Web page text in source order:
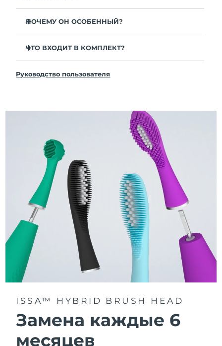
ПОЧЕМУ ОН ОСОБЕННЫЙ?
рта улучшается на 140% всего за 1 месяц.
Клинически доказано, что issa™ 4 удаляет на 30%
Гибридная насадка служит в 2 раза дольше -
требуется замена всего 1 раз в 6 месяцев.
3 режима чистки: Deep Clean, Whitening и Sensitive.
Технология Sonic Pulse обеспечивает 11 000
пульсаций в минуту для глубокого и бережного
очищения всей полости рта.
Получите доступ к индивидуальным режимам
чистки через приложение FOREO For You.
ЧТО ВХОДИТ В КОМПЛЕКТ?
Кабель для зарядки USB
Инструкция пользователя issa™
Руководство пользователя
ISSA™ HYBRID BRUSH HEAD
Замена каждые 6
месяцев